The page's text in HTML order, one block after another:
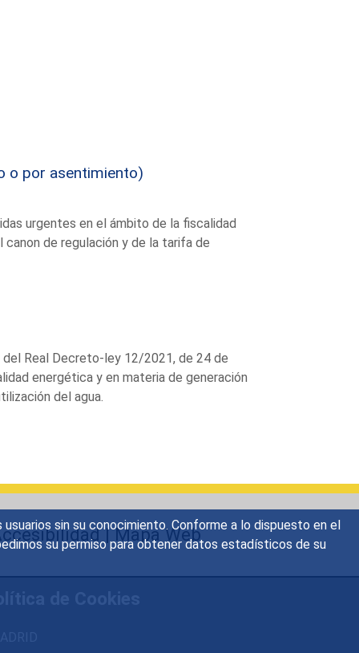
sin su conocimiento. Conforme a lo dispuesto en el
su permiso para obtener datos estadísticos de su
o por asentimiento)
urgentes en el ámbito de la fiscalidad
de regulación y de la tarifa de
Real Decreto-ley 12/2021, de 24 de
energética y en materia de generación
del agua.
|Mapa Web